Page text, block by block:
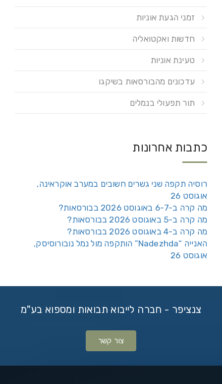
זמני הגעת אוניות
חדשות ואקטואליה
טעינת אוניות
עדכונים מהבורסאות בשיקגו
תור תפעולי בנמלים
כתבות אחרונות
רוסיה תקפה שני גשרים חשובים במערב אוקראינה,
אוגוסט 26
מה קרה ב-6-7 באוגוסט 2026 בבורסאות?
מה קרה ב-5 באוגוסט 2026 בבורסאות?
מה קרה ב-4 באוגוסט 2026 בבורסאות?
האנייה “Nadezhda” הותקפה מול נמל נובורוסיסק,
אוגוסט 26
צנציפר - חברה לייבוא תבואות ומספוא בע"מ
צור קשר